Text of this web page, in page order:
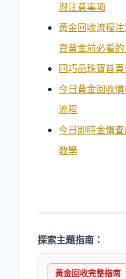
與注意事項
黃金回收流程
賣黃金前必看
回巧品珠寶首
今日黃金回收
流程
今日即時金價
教學
探索主題指南：
黃金回收完整指南